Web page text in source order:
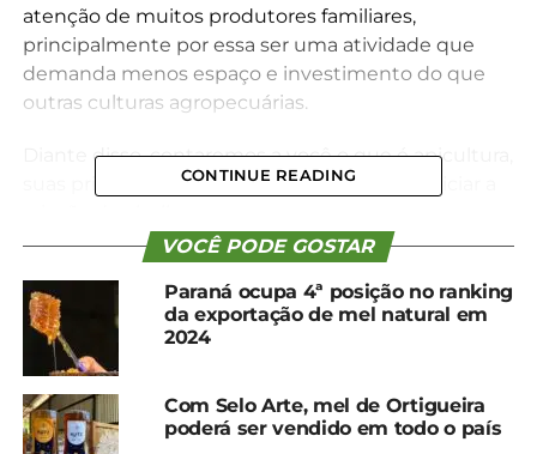
atenção de muitos produtores familiares,
principalmente por essa ser uma atividade que
demanda menos espaço e investimento do que
outras culturas agropecuárias.
Diante disso, contaremos a você o que é apicultura,
suas principais características e dicas para iniciar a
O que é a apicultura?
De acordo com a Associação Brasileira de Estudo
da Abelha (A.B.E.L.H.A.), a apicultura consiste na
criação de espécies de abelhas do gênero Apis para
a produção de diversos itens, como mel, própolis e
geleia real.
CONTINUE READING
VOCÊ PODE GOSTAR
Paraná ocupa 4ª posição no ranking
da exportação de mel natural em
2024
Com Selo Arte, mel de Ortigueira
poderá ser vendido em todo o país